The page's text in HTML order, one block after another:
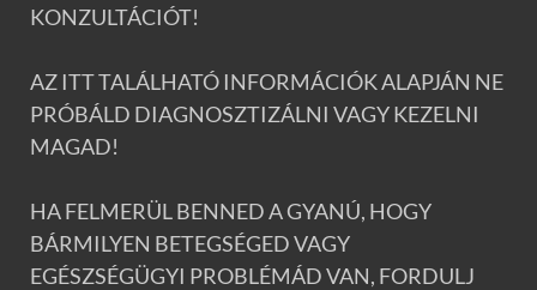
KONZULTÁCIÓT!
AZ ITT TALÁLHATÓ INFORMÁCIÓK ALAPJÁN NE
PRÓBÁLD DIAGNOSZTIZÁLNI VAGY KEZELNI
MAGAD!
HA FELMERÜL BENNED A GYANÚ, HOGY
BÁRMILYEN BETEGSÉGED VAGY
EGÉSZSÉGÜGYI PROBLÉMÁD VAN, FORDULJ